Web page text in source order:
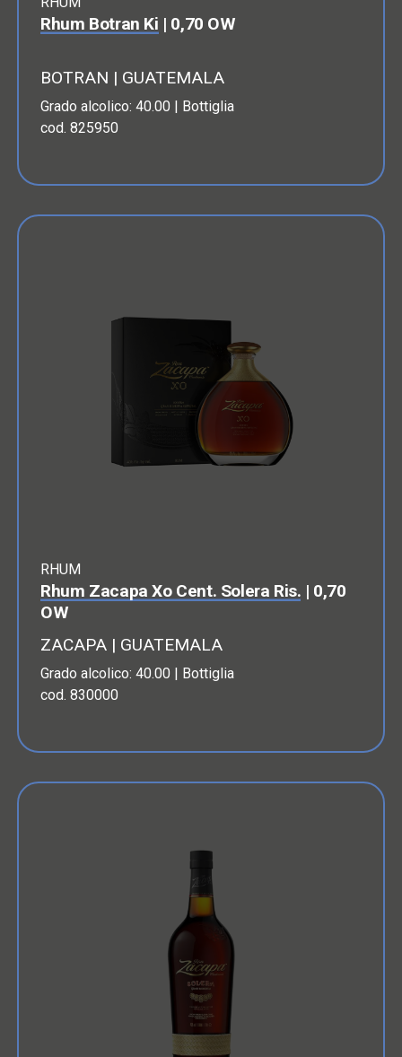
Rhum Botran Ki | 0,70 OW
BOTRAN | GUATEMALA
Grado alcolico: 40.00 | Bottiglia
cod. 825950
RHUM
Rhum Zacapa Xo Cent. Solera Ris. | 0,70
OW
ZACAPA | GUATEMALA
Grado alcolico: 40.00 | Bottiglia
cod. 830000